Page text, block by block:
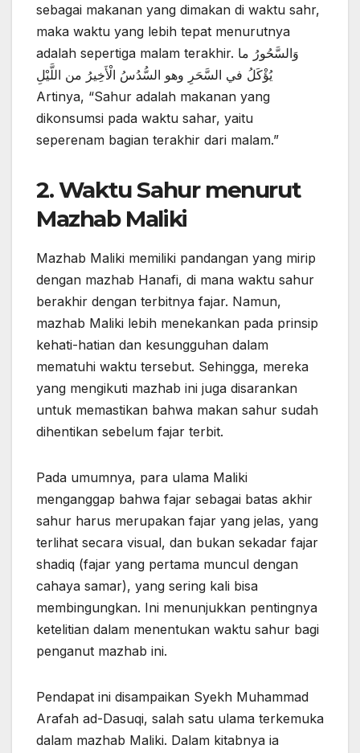
sebagai makanan yang dimakan di waktu sahr,
maka waktu yang lebih tepat menurutnya
adalah sepertiga malam terakhir. وَالسَّحُورُ ما
يُؤْكَلُ في السَّحَرِ وهو السُّدُسُ الْأَخِيرُ من اللَّيْلِ
Artinya, “Sahur adalah makanan yang
dikonsumsi pada waktu sahar, yaitu
seperenam bagian terakhir dari malam.”
2.Waktu Sahur menurut
Mazhab Maliki
Mazhab Maliki memiliki pandangan yang mirip
dengan mazhab Hanafi, di mana waktu sahur
berakhir dengan terbitnya fajar. Namun,
mazhab Maliki lebih menekankan pada prinsip
kehati-hatian dan kesungguhan dalam
mematuhi waktu tersebut. Sehingga, mereka
yang mengikuti mazhab ini juga disarankan
untuk memastikan bahwa makan sahur sudah
dihentikan sebelum fajar terbit.
Pada umumnya, para ulama Maliki
menganggap bahwa fajar sebagai batas akhir
sahur harus merupakan fajar yang jelas, yang
terlihat secara visual, dan bukan sekadar fajar
shadiq (fajar yang pertama muncul dengan
cahaya samar), yang sering kali bisa
membingungkan. Ini menunjukkan pentingnya
ketelitian dalam menentukan waktu sahur bagi
penganut mazhab ini.
Pendapat ini disampaikan Syekh Muhammad
Arafah ad-Dasuqi, salah satu ulama terkemuka
dalam mazhab Maliki. Dalam kitabnya ia